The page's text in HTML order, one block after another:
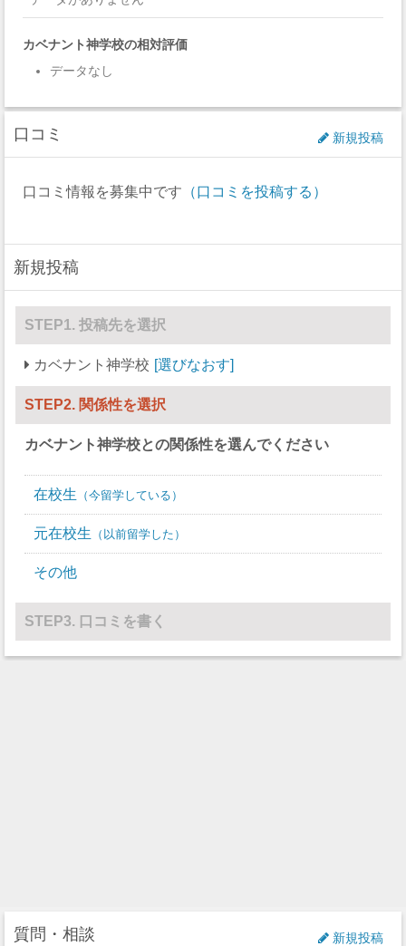
カベナント神学校の相対評価
データなし
口コミ 新規投稿
口コミ情報を募集中です （口コミを投稿する）
新規投稿
STEP1. 投稿先を選択
カベナント神学校 選びなおす
STEP2. 関係性を選択
カベナント神学校との関係性を選んでください
在校生 今留学している
元在校生 以前留学した
その他
STEP3. 口コミを書く
質問・相談 新規投稿